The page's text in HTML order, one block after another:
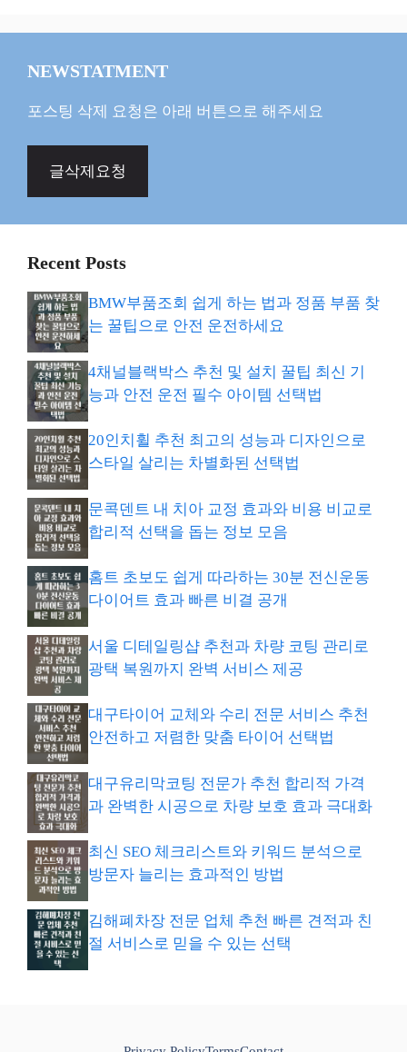
NEWSTATMENT
포스팅 삭제 요청은 아래 버튼으로 해주세요
글삭제요청
Recent Posts
BMW부품조회 쉽게 하는 법과 정품 부품 찾
는 꿀팁으로 안전 운전하세요
4채널블랙박스 추천 및 설치 꿀팁 최신 기
능과 안전 운전 필수 아이템 선택법
20인치휠 추천 최고의 성능과 디자인으로
스타일 살리는 차별화된 선택법
문콕덴트 내 치아 교정 효과와 비용 비교로
합리적 선택을 돕는 정보 모음
홈트 초보도 쉽게 따라하는 30분 전신운동
다이어트 효과 빠른 비결 공개
서울 디테일링샵 추천과 차량 코팅 관리로
광택 복원까지 완벽 서비스 제공
대구타이어 교체와 수리 전문 서비스 추천
안전하고 저렴한 맞춤 타이어 선택법
대구유리막코팅 전문가 추천 합리적 가격
과 완벽한 시공으로 차량 보호 효과 극대화
최신 SEO 체크리스트와 키워드 분석으로
방문자 늘리는 효과적인 방법
김해폐차장 전문 업체 추천 빠른 견적과 친
절 서비스로 믿을 수 있는 선택